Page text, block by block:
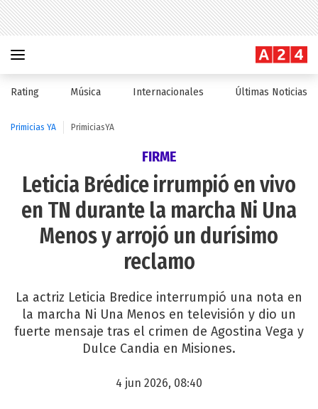
Rating Música Internacionales Últimas Noticias
Primicias YA PrimiciasYA
FIRME
Leticia Brédice irrumpió en vivo
en TN durante la marcha Ni Una
Menos y arrojó un durísimo
reclamo
La actriz Leticia Bredice interrumpió una nota en
la marcha Ni Una Menos en televisión y dio un
fuerte mensaje tras el crimen de Agostina Vega y
Dulce Candia en Misiones.
4 jun 2026, 08:40